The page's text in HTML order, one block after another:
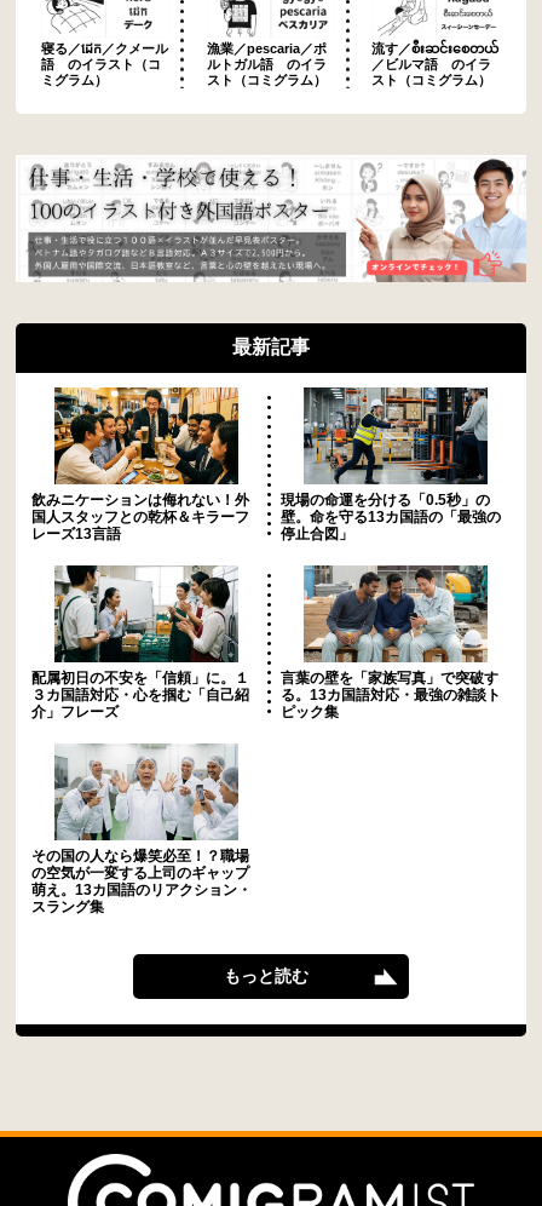
寝る／ដេក／クメール
語 のイラスト（コ
ミグラム）
漁業／pescaria／ポ
ルトガル語 のイラ
スト（コミグラム）
流す／စီးဆင်းစေတယ်
／ビルマ語 のイラ
スト（コミグラム）
最新記事
飲みニケーションは侮れない！外
国人スタッフとの乾杯＆キラーフ
レーズ13言語
現場の命運を分ける「0.5秒」の
壁。命を守る13カ国語の「最強の
停止合図」
配属初日の不安を「信頼」に。１
３カ国語対応・心を掴む「自己紹
介」フレーズ
言葉の壁を「家族写真」で突破す
る。13カ国語対応・最強の雑談ト
ピック集
その国の人なら爆笑必至！？職場
の空気が一変する上司のギャップ
萌え。13カ国語のリアクション・
スラング集
もっと読む